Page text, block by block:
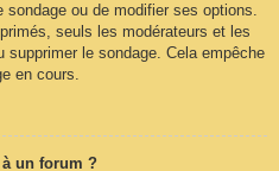
ou de modifier ses options.
seuls les modérateurs et les
le sondage. Cela empêche
en cours.
un forum ?